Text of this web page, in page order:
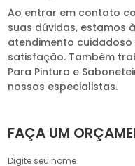
Ao entrar em contato
suas dúvidas, estamos
atendimento
satisfação. Também
Para Pintura e
nossos especialistas.
FAÇA UM
Digite seu nome